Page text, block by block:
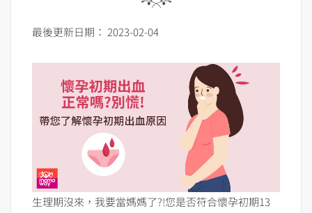
最後更新日期： 2023-02-04
生理期沒來，我要當媽媽了?!您是否符合懷孕初期13